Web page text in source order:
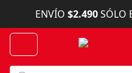
Skip to content
ENVÍO $2.490SÓLO
B